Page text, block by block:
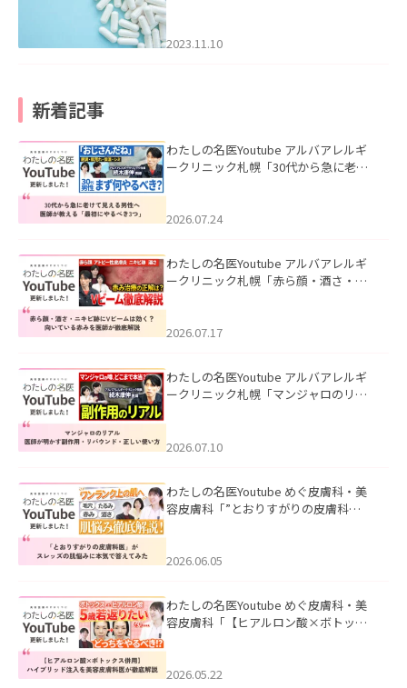
2023.11.10
新着記事
わたしの名医Youtube アルバアレルギ
ークリニック札幌「30代から急に老け
た。
2026.07.24
わたしの名医Youtube アルバアレルギ
ークリニック札幌「赤ら顔・酒さ・ニ
した。
2026.07.17
わたしの名医Youtube アルバアレルギ
ークリニック札幌「マンジャロのリア
た。
2026.07.10
わたしの名医Youtube めぐ皮膚科・美
容皮膚科「”とおりすがりの皮膚科
2026.06.05
わたしの名医Youtube めぐ皮膚科・美
容皮膚科「【ヒアルロン酸×ボトック
た。
2026.05.22